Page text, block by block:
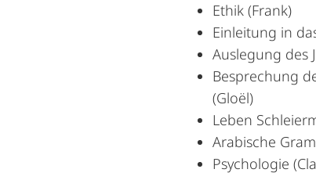
Ethik (Frank)
Einleitung in
Auslegung des
Besprechung
(Gloël)
Leben
Arabische
Psychologie